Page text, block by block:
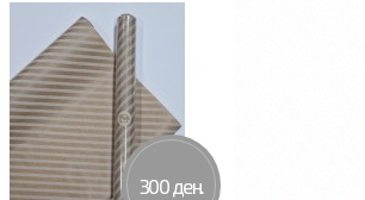
Во кошничка
300 ден.